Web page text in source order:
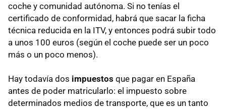
coche y comunidad autónoma. Si no tenías el
certificado de conformidad, habrá que sacar la ficha
técnica reducida en la ITV, y entonces podrá subir todo
a unos 100 euros (según el coche puede ser un poco
más o un poco menos).
Hay todavía dos impuestos que pagar en España
antes de poder matricularlo: el impuesto sobre
determinados medios de transporte, que es un tanto